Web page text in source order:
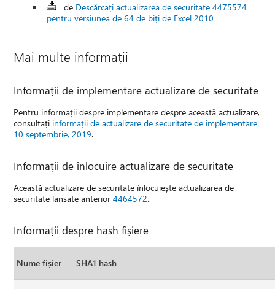
de Descărcați actualizarea de securitate 4475574
pentru versiunea de 64 de biți de Excel 2010
Mai multe informații
Informații de implementare actualizare de securitate
Pentru informații despre implementare despre această actualizare,
consultați informații de actualizare de securitate de implementare:
10 septembrie, 2019.
Informații de înlocuire actualizare de securitate
Această actualizare de securitate înlocuiește actualizarea de
securitate lansate anterior4464572.
Informații despre hash fișiere
Nume fișier SHA1 hash